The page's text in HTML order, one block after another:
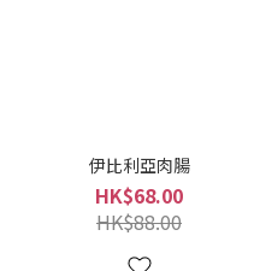
伊比利亞肉腸
HK$68.00
HK$88.00